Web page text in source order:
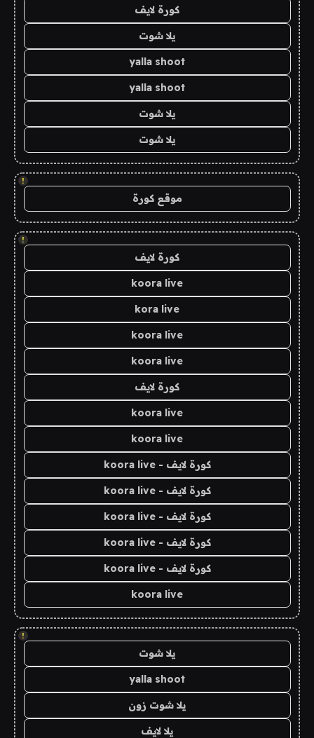
كورة لايف
يلا شوت
yalla shoot
yalla shoot
يلا شوت
يلا شوت
!
موقع كورة
!
كورة لايف
koora live
kora live
koora live
koora live
كورة لايف
koora live
koora live
كورة لايف - koora live
كورة لايف - koora live
كورة لايف - koora live
كورة لايف - koora live
كورة لايف - koora live
koora live
!
يلا شوت
yalla shoot
يلا شوت زون
يلا لايف